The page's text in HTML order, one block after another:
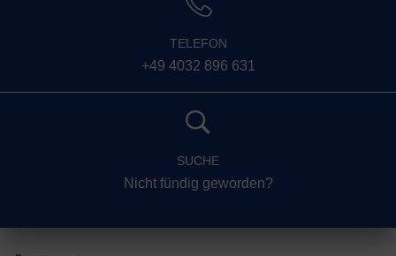
TELEFON
+49 4032 896 631
SUCHE
Nicht fündig geworden?